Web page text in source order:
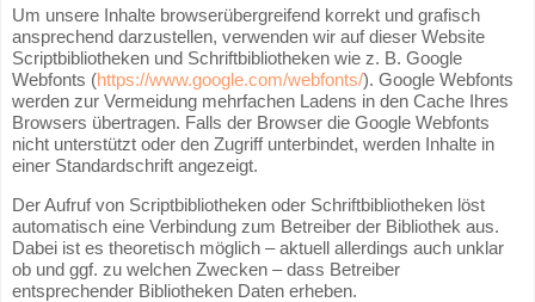
Um unsere Inhalte browserübergreifend korrekt und grafisch
ansprechend darzustellen, verwenden wir auf dieser Website
Scriptbibliotheken und Schriftbibliotheken wie z. B. Google
Webfonts (https://www.google.com/webfonts/). Google Webfonts
werden zur Vermeidung mehrfachen Ladens in den Cache Ihres
Browsers übertragen. Falls der Browser die Google Webfonts
nicht unterstützt oder den Zugriff unterbindet, werden Inhalte in
einer Standardschrift angezeigt.
Der Aufruf von Scriptbibliotheken oder Schriftbibliotheken löst
automatisch eine Verbindung zum Betreiber der Bibliothek aus.
Dabei ist es theoretisch möglich – aktuell allerdings auch unklar
ob und ggf. zu welchen Zwecken – dass Betreiber
entsprechender Bibliotheken Daten erheben.